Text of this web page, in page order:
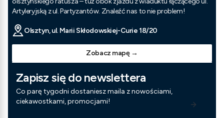
Artyleryjską z ul. Partyzantów. Znaleźć nas to nie problem!
Olsztyn, ul. Marii Skłodowskiej-Curie 18/20
Zobacz mapę →
Zapisz się do newslettera
Co parę tygodni dostaniesz maila z nowościami,
ciekawostkami, promocjami!